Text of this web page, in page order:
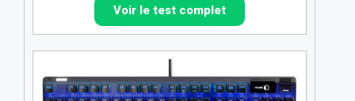
Voir le test complet